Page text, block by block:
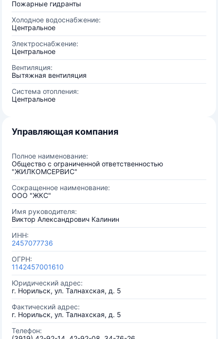
Пожарные гидранты
Холодное водоснабжение:
Центральное
Электроснабжение:
Центральное
Вентиляция:
Вытяжная вентиляция
Система отопления:
Центральное
Управляющая компания
Полное наименование:
Общество с ограниченной ответственностью
"ЖИЛКОМСЕРВИС"
Сокращенное наименование:
ООО "ЖКС"
Имя руководителя:
Виктор Александрович Калинин
ИНН:
2457077736
ОГРН:
1142457001610
Юридический адрес:
г. Норильск, ул. Талнахская, д. 5
Фактический адрес:
г. Норильск, ул. Талнахская, д. 5
Телефон: